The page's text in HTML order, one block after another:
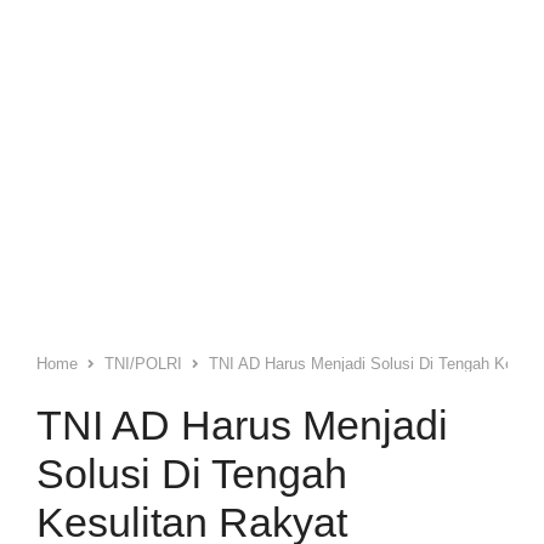
Home TNI/POLRI TNI AD Harus Menjadi Solusi Di Tengah
TNI AD Harus Menjadi
Solusi Di Tengah
Kesulitan Rakyat